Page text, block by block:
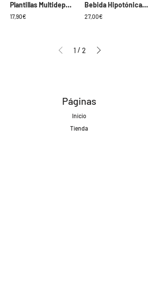
Plantillas Multideporte Sidas Max Protect Activ´Slim
17,90€
Bebida Hipotónica Hydrazero 225g 226ERS
27,00€
1 / 2
Páginas
Inicio
Tienda